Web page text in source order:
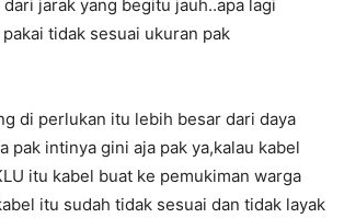
jarak yang begitu jauh..apa lagi
tidak sesuai ukuran pak
di perlukan itu lebih besar dari daya
pak intinya gini aja pak ya,kalau kabel
itu kabel buat ke pemukiman warga
itu sudah tidak sesuai dan tidak layak